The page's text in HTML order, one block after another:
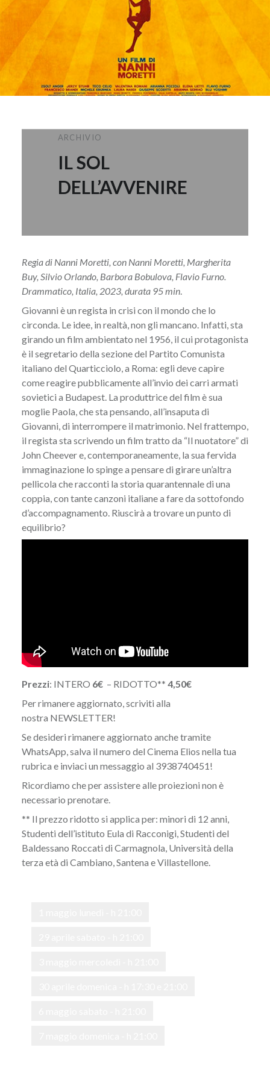
ARCHIVIO
IL SOL
DELL’AVVENIRE
Regia di Nanni Moretti, con Nanni Moretti, Margherita
Buy, Silvio Orlando, Barbora Bobulova, Flavio Furno.
Drammatico, Italia, 2023, durata 95 min.
Giovanni è un regista in crisi con il mondo che lo
circonda. Le idee, in realtà, non gli mancano. Infatti, sta
girando un film ambientato nel 1956, il cui protagonista
è il segretario della sezione del Partito Comunista
italiano del Quarticciolo, a Roma: egli deve capire
come reagire pubblicamente all’invio dei carri armati
sovietici a Budapest. La produttrice del film è sua
moglie Paola, che sta pensando, all’insaputa di
Giovanni, di interrompere il matrimonio. Nel frattempo,
il regista sta scrivendo un film tratto da “Il nuotatore” di
John Cheever e, contemporaneamente, la sua fervida
immaginazione lo spinge a pensare di girare un’altra
pellicola che racconti la storia quarantennale di una
coppia, con tante canzoni italiane a fare da sottofondo
d’accompagnamento. Riuscirà a trovare un punto di
equilibrio?
Prezzi: INTERO 6€– RIDOTTO** 4,50€
Per rimanere aggiornato, scriviti alla
nostra NEWSLETTER!
Se desideri rimanere aggiornato anche tramite
WhatsApp, salva il numero del Cinema Elios nella tua
rubrica e inviaci un messaggio al 3938740451!
Ricordiamo che per assistere alle proiezioni non è
necessario prenotare.
** Il prezzo ridotto si applica per: minori di 12 anni,
Studenti dell’istituto Eula di Racconigi, Studenti del
Baldessano Roccati di Carmagnola, Università della
terza età di Cambiano, Santena e Villastellone.